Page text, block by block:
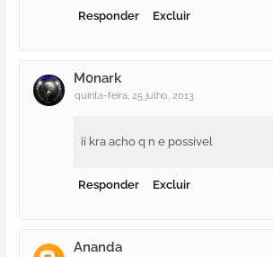
Responder Excluir
M0nark
quinta-feira, 25 julho, 2013
ii kra acho q n e possivel
Responder Excluir
Ananda